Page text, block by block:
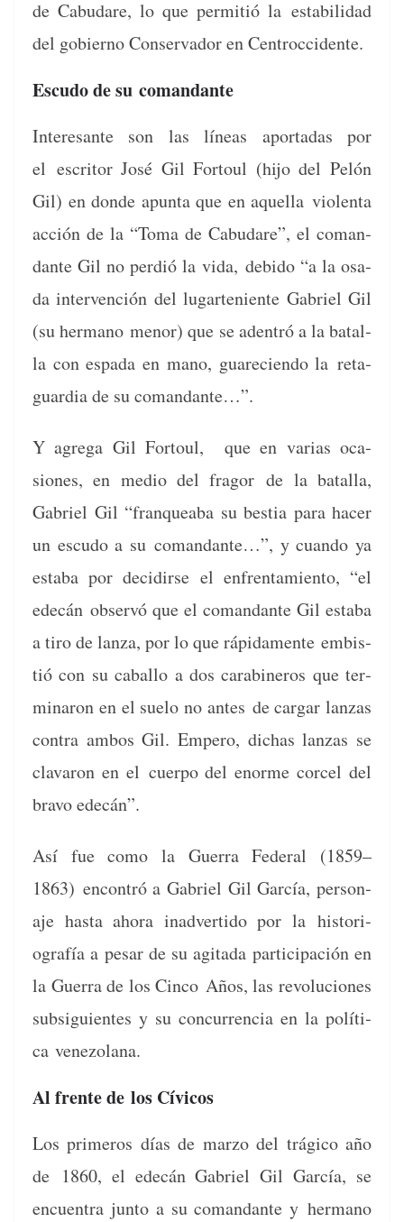
de Cabu­dare, lo que per­mi­tió la esta­bil­i­dad
del gob­ier­no Con­ser­vador en Centroccidente.
Escudo de su comandante
Intere­sante son las líneas apor­tadas por
el escritor José Gil For­toul (hijo del Pelón
Gil) en donde apun­ta que en aque­l­la vio­len­ta
acción de la “Toma de Cabu­dare”, el coman­
dante Gil no perdió la vida, debido “a la osa­
da inter­ven­ción del lugarte­niente Gabriel Gil
(su her­manomenor) que se aden­tró a la batal­
la con espa­da en mano, guare­cien­do la reta­
guardia de su comandante…”.
Y agre­ga Gil For­toul, que en varias oca­
siones, en medio del fragorde la batal­la,
Gabriel Gil “fran­que­a­ba su bes­tia para hac­er
un escu­do a sucoman­dante…”, y cuan­do ya
esta­ba por decidirse el enfrentamien­to, “el
edecán observó que el coman­dante Gil esta­ba
a tiro de lan­za, por lo que ráp­i­da­mente embis­
tió con su cabal­lo a dos cara­bineros que ter­
mi­naron en el sue­lo no antes de car­gar lan­zas
con­tra ambos Gil. Empero, dichas lan­zas se
clavaron en el cuer­po del enorme cor­cel del
bra­vo edecán”.
Así fue como la Guer­ra Fed­er­al (1859–
1863) encon­tró a Gabriel Gil Gar­cía, per­son­
aje has­ta aho­ra inad­ver­tido por la his­to­ri­
ografía a pesar de su agi­ta­da par­tic­i­pación en
la Guer­ra de los Cin­co Años, las rev­olu­ciones
sub­sigu­ientes y su con­cur­ren­cia en la políti­
ca vene­zolana.
Al frente de los Cívicos
Los primeros días de mar­zo del trági­co año
de 1860, el edecán Gabriel Gil Gar­cía, se
encuen­tra jun­to a su coman­dante y her­mano